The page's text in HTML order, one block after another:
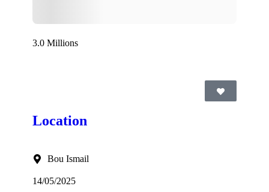
3.0 Millions
Location
Bou Ismail
14/05/2025